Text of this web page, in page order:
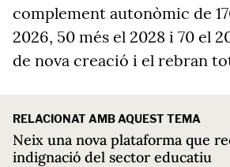
complement autonòmic de
2026, 50 més el 2028 i 70 el
de nova creació i el rebran
RELACIONAT AMB AQUEST TEMA
Neix una nova plataforma que
indignació del sector educatiu